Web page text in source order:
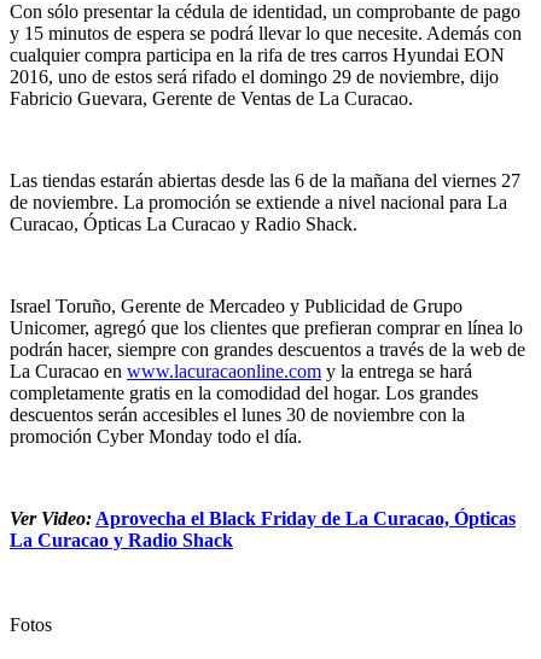
Con sólo presentar la cédula de identidad, un comprobante de pago
y 15 minutos de espera se podrá llevar lo que necesite. Además con
cualquier compra participa en la rifa de tres carros Hyundai EON
2016, uno de estos será rifado el domingo 29 de noviembre, dijo
Fabricio Guevara, Gerente de Ventas de La Curacao.
Las tiendas estarán abiertas desde las 6 de la mañana del viernes 27
de noviembre. La promoción se extiende a nivel nacional para La
Curacao, Ópticas La Curacao y Radio Shack.
Israel Toruño, Gerente de Mercadeo y Publicidad de Grupo
Unicomer, agregó que los clientes que prefieran comprar en línea lo
podrán hacer, siempre con grandes descuentos a través de la web de
La Curacao en www.lacuracaonline.com y la entrega se hará
completamente gratis en la comodidad del hogar. Los grandes
descuentos serán accesibles el lunes 30 de noviembre con la
promoción Cyber Monday todo el día.
Ver Video: Aprovecha el Black Friday de La Curacao, Ópticas
La Curacao y Radio Shack
Fotos